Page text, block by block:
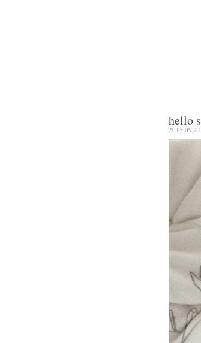
hello